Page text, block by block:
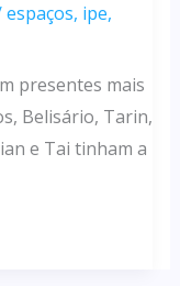
espaços, ipe,
presentes mais
Belisário, Tarin,
e Tai tinham a